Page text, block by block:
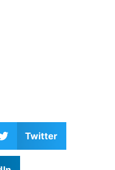
Twitter